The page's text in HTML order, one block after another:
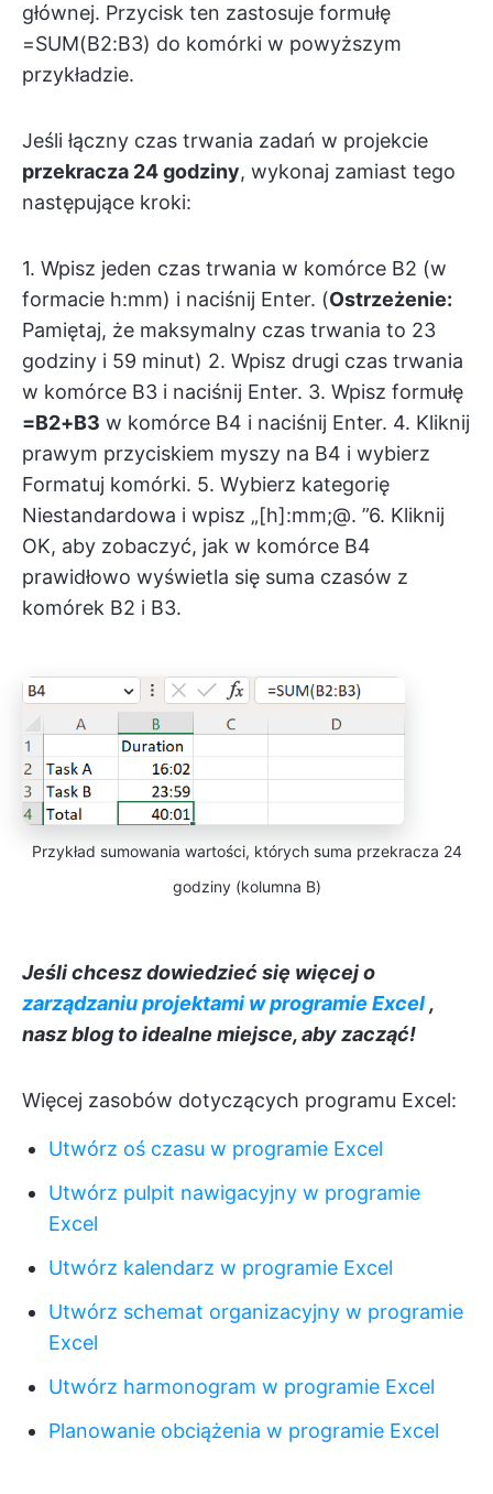
głównej. Przycisk ten zastosuje formułę
=SUM(B2:B3) do komórki w powyższym
przykładzie.
Jeśli łączny czas trwania zadań w projekcie
przekracza 24 godziny, wykonaj zamiast tego
następujące kroki:
1. Wpisz jeden czas trwania w komórce B2 (w
formacie h:mm) i naciśnij Enter. (Ostrzeżenie:
Pamiętaj, że maksymalny czas trwania to 23
godziny i 59 minut) 2. Wpisz drugi czas trwania
w komórce B3 i naciśnij Enter. 3. Wpisz formułę
=B2+B3 w komórce B4 i naciśnij Enter. 4. Kliknij
prawym przyciskiem myszy na B4 i wybierz
Formatuj komórki. 5. Wybierz kategorię
Niestandardowa i wpisz „[h]:mm;@. ”6. Kliknij
OK, aby zobaczyć, jak w komórce B4
prawidłowo wyświetla się suma czasów z
komórek B2 i B3.
Przykład sumowania wartości, których suma przekracza 24
godziny (kolumna B)
Jeśli chcesz dowiedzieć się więcej o
zarządzaniu projektami w programie Excel ,
nasz blog to idealne miejsce, aby zacząć!
Więcej zasobów dotyczących programu Excel:
Utwórz oś czasu w programie Excel
Utwórz pulpit nawigacyjny w programie
Excel
Utwórz kalendarz w programie Excel
Utwórz schemat organizacyjny w programie
Excel
Utwórz harmonogram w programie Excel
Planowanie obciążenia w programie Excel